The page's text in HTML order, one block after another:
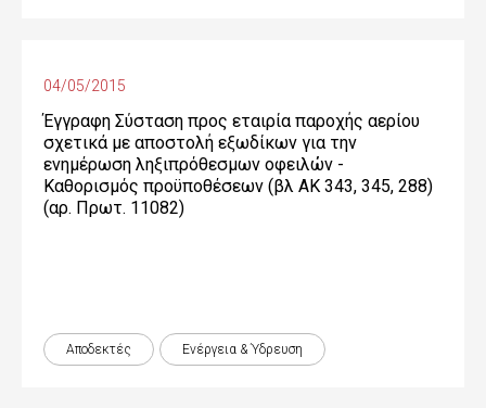
04/05/2015
Έγγραφη Σύσταση προς εταιρία παροχής αερίου
σχετικά με αποστολή εξωδίκων για την
ενημέρωση ληξιπρόθεσμων οφειλών -
Καθορισμός προϋποθέσεων (βλ ΑΚ 343, 345, 288)
(αρ. Πρωτ. 11082)
Αποδεκτές Ενέργεια & Ύδρευση